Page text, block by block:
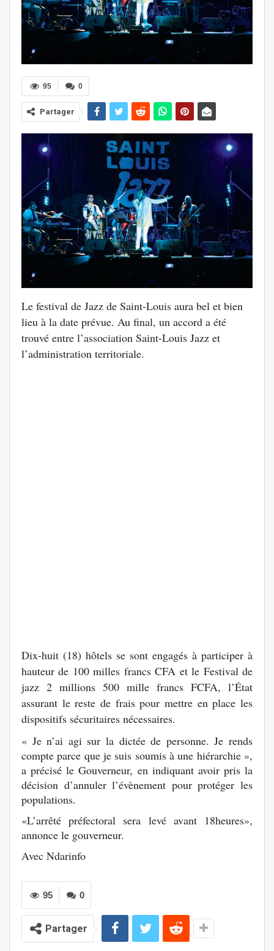
0
95
Partager
Le festival de Jazz de Saint-Louis aura bel et bien
lieu à la date prévue. Au final, un accord a été
trouvé entre l’association Saint-Louis Jazz et
l’administration territoriale.
Dix-huit (18) hôtels se sont engagés à participer à
hauteur de 100 milles francs CFA et le Festival de
jazz 2 millions 500 mille francs FCFA, l’État
assurant le reste de frais pour mettre en place les
dispositifs sécuritaires nécessaires.
« Je n’ai agi sur la dictée de personne. Je rends
compte parce que je suis soumis à une hiérarchie »,
a précisé le Gouverneur, en indiquant avoir pris la
décision d’annuler l’évènement pour protéger les
populations.
«L’arrêté préfectoral sera levé avant 18heures»,
annonce le gouverneur.
Avec Ndarinfo
0
95
Partager